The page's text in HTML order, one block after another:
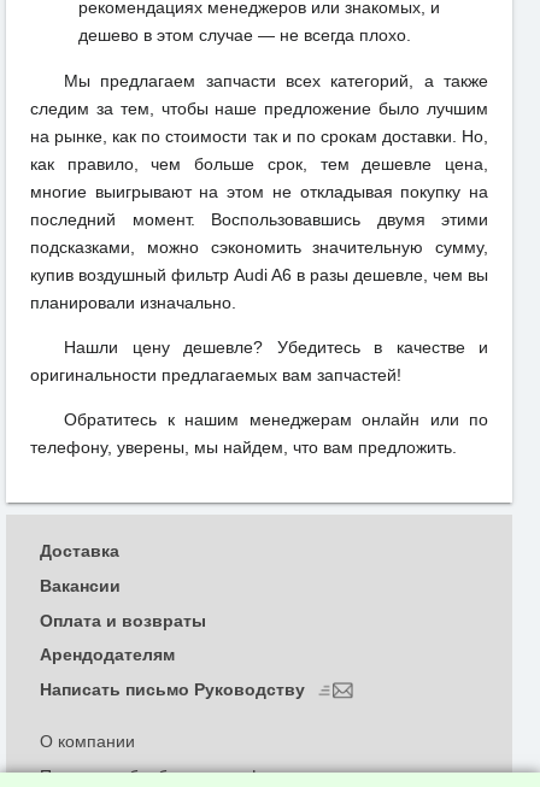
рекомендациях менеджеров или знакомых, и
дешево в этом случае — не всегда плохо.
Мы предлагаем запчасти всех категорий, а также
следим за тем, чтобы наше предложение было лучшим
на рынке, как по стоимости так и по срокам доставки. Но,
как правило, чем больше срок, тем дешевле цена,
многие выигрывают на этом не откладывая покупку на
последний момент. Воспользовавшись двумя этими
подсказками, можно сэкономить значительную сумму,
купив воздушный фильтр Audi A6 в разы дешевле, чем вы
планировали изначально.
Нашли цену дешевле? Убедитесь в качестве и
оригинальности предлагаемых вам запчастей!
Обратитесь к нашим менеджерам онлайн или по
телефону, уверены, мы найдем, что вам предложить.
О компании
Политика обработки и конфиденциальности
Доставка
Вакансии
Оплата и возвраты
Арендодателям
Написать письмо Руководству